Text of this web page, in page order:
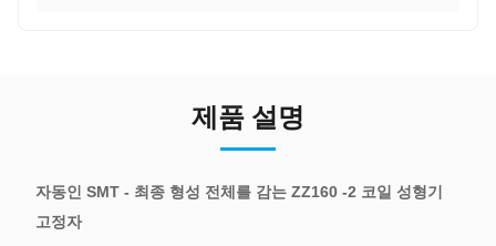
제품 설명
자동인 SMT - 최종 형성 전체를 감는 ZZ160 -2 코일 성형기
고정자